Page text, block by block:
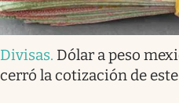
Divisas. Dólar a peso
cerró la cotización de